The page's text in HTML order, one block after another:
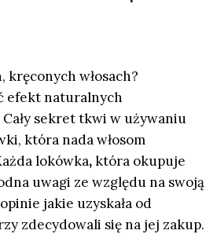
kręconych włosach?
efekt naturalnych
sekret tkwi w używaniu
która nada włosom
lokówka,która okupuje
uwagi ze względu na swoją
jakie uzyskała od
zdecydowali się na jej zakup.